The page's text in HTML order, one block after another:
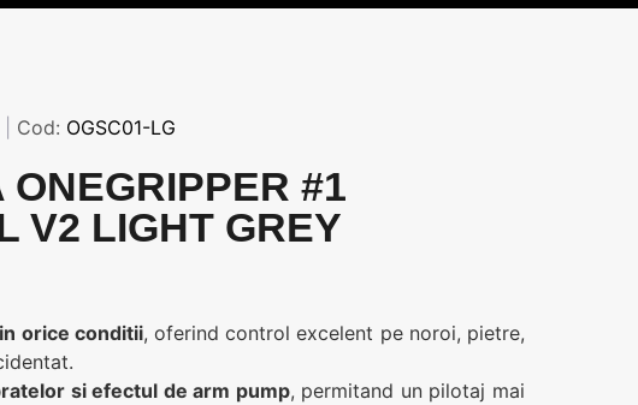
Cod: OGSC01-LG
ONEGRIPPER #1
V2 LIGHT GREY
orice conditii, oferind control excelent pe noroi, pietre,
si efectul de arm pump, permitand un pilotaj mai